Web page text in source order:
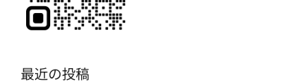
最近の投稿